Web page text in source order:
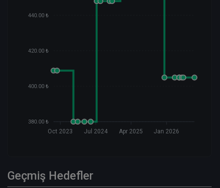
440.00 ₺
420.00 ₺
400.00 ₺
380.00 ₺
Oct 2023 Jul 2024 Apr 2025 Jan 2026
Geçmiş Hedefler